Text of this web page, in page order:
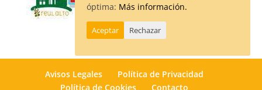
Avisos Legales
Política de Privacidad
Política de Cookies
Contacto
óptima: Más información.
Aceptar Rechazar